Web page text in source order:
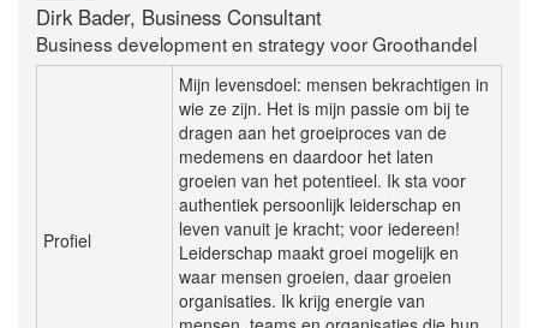
Dirk Bader, Business Consultant
Business development en strategy voor Groothandel
Profiel
Mijn levensdoel: mensen bekrachtigen in
wie ze zijn. Het is mijn passie om bij te
dragen aan het groeiproces van de
medemens en daardoor het laten
groeien van het potentieel. Ik sta voor
authentiek persoonlijk leiderschap en
leven vanuit je kracht; voor iedereen!
Leiderschap maakt groei mogelijk en
waar mensen groeien, daar groeien
organisaties. Ik krijg energie van